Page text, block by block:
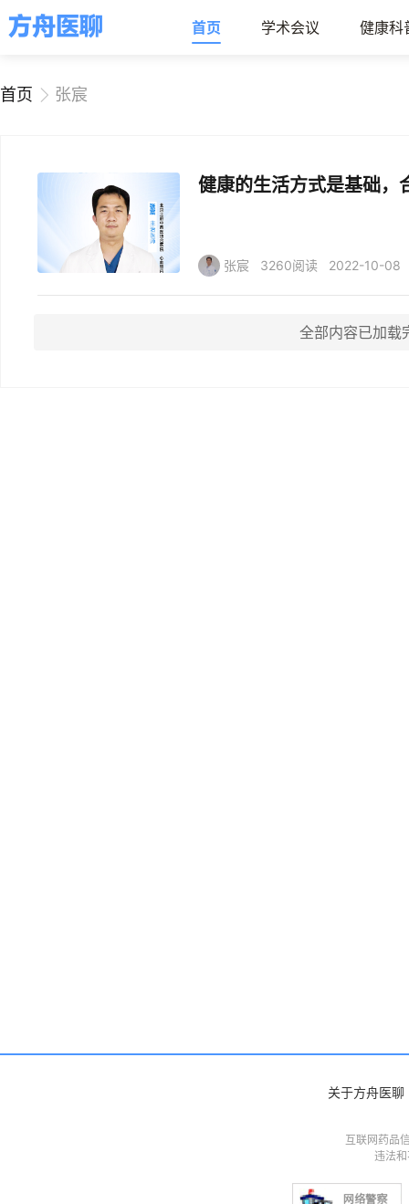
首页 学术会议 健康科
首页 张宸
健康的生活方式是基础，
张宸 3260阅读 2022-10-08
全部内容已加载
关于方舟医聊
互联网药品
违法